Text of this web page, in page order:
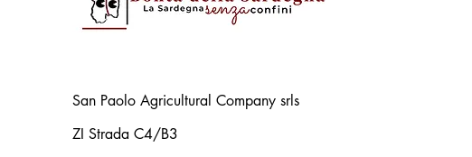
San Paolo Agricultural Company srls
ZI Strada C4/B3